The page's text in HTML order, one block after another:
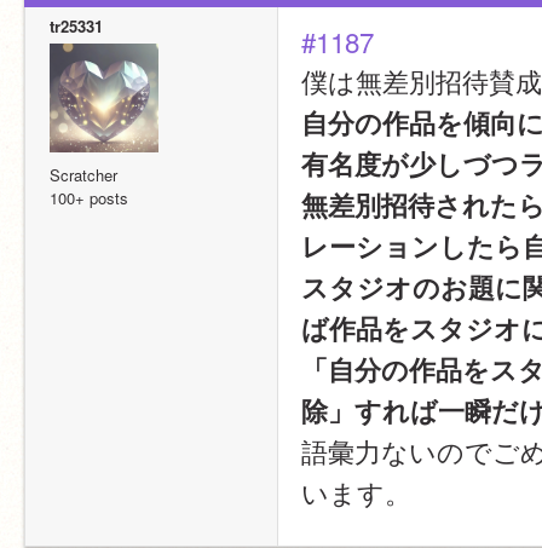
tr25331
Scratcher
100+ posts
#1187
僕は無差別招待賛
自分の作品を傾向
有名度が少しづつ
無差別招待された
レーションしたら
スタジオのお題に
ば作品をスタジオ
「自分の作品を
除」すれば一瞬だ
語彙力ないのでご
います。